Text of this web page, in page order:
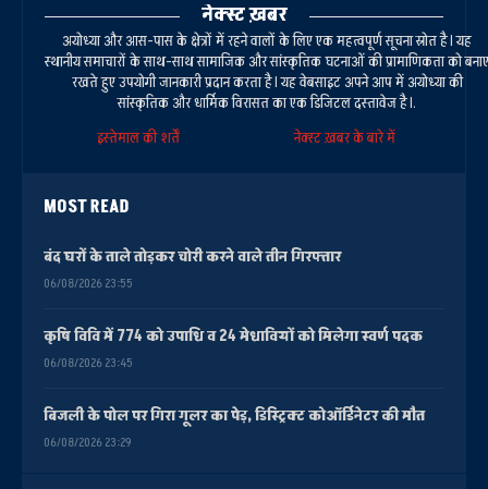
नेक्स्ट ख़बर
अयोध्या और आस-पास के क्षेत्रों में रहने वालों के लिए एक महत्वपूर्ण सूचना स्रोत है। यह
स्थानीय समाचारों के साथ-साथ सामाजिक और सांस्कृतिक घटनाओं की प्रामाणिकता को बनाए
रखते हुए उपयोगी जानकारी प्रदान करता है। यह वेबसाइट अपने आप में अयोध्या की
सांस्कृतिक और धार्मिक विरासत का एक डिजिटल दस्तावेज है।.
इस्तेमाल की शर्तें
नेक्स्ट ख़बर के बारे में
MOST READ
बंद घरों के ताले तोड़कर चोरी करने वाले तीन गिरफ्तार
06/08/2026 23:55
कृषि विवि में 774 को उपाधि व 24 मेधावियों को मिलेगा स्वर्ण पदक
06/08/2026 23:45
बिजली के पोल पर गिरा गूलर का पेड़, डिस्ट्रिक्ट कोऑर्डिनेटर की मौत
06/08/2026 23:29